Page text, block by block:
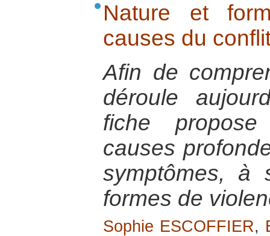
Nature et
causes du
Afin de
déroule
fiche
causes
symptômes, à
formes de
Sophie ESCOFFIER,